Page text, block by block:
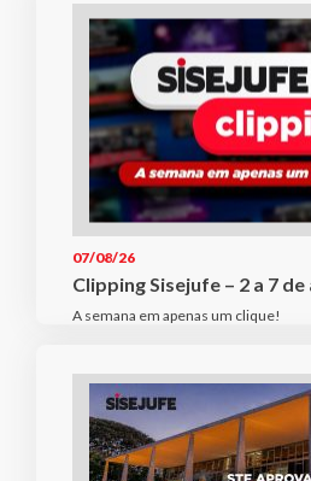
07/08/26
Clipping Sisejufe – 2 a 7
A semana em apenas um clique!